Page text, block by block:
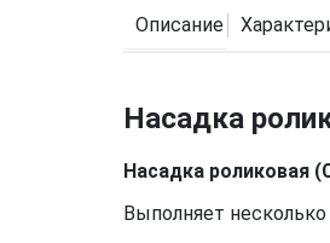
Описание
Насадка
Насадка роликовая
Выполняет